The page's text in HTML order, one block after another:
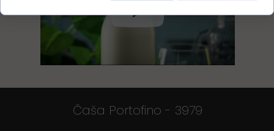
Čaša Portofino - 3979